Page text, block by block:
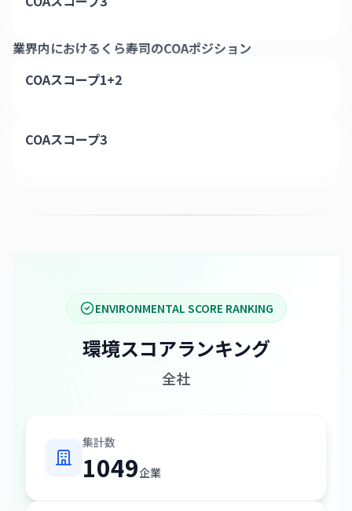
業界内における くら寿司のCOAポジション
COAスコープ1+2
COAスコープ3
ENVIRONMENTAL SCORE RANKING
環境スコアランキング
全社
集計数
1049企業